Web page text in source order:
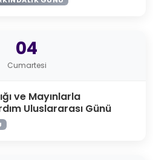
04
Cumartesi
ve Mayınlarla
Uluslararası Günü